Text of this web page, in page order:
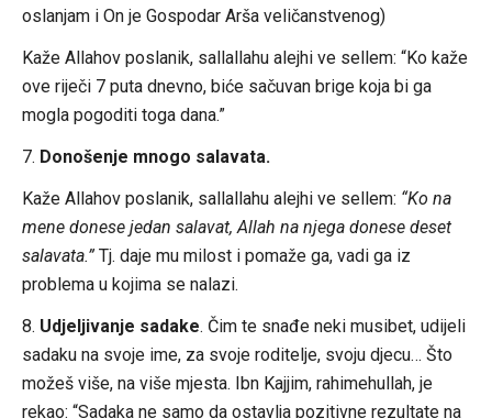
oslanjam i On je Gospodar Arša veličanstvenog)
Kaže Allahov poslanik, sallallahu alejhi ve sellem: “Ko kaže
ove riječi 7 puta dnevno, biće sačuvan brige koja bi ga
mogla pogoditi toga dana.”
7. Donošenje mnogo salavata.
Kaže Allahov poslanik, sallallahu alejhi ve sellem: “Ko na
mene donese jedan salavat, Allah na njega donese deset
salavata.”Tj. daje mu milost i pomaže ga, vadi ga iz
problema u kojima se nalazi.
8. Udjeljivanje sadake. Čim te snađe neki musibet, udijeli
sadaku na svoje ime, za svoje roditelje, svoju djecu… Što
možeš više, na više mjesta. Ibn Kajjim, rahimehullah, je
rekao: “Sadaka ne samo da ostavlja pozitivne rezultate na